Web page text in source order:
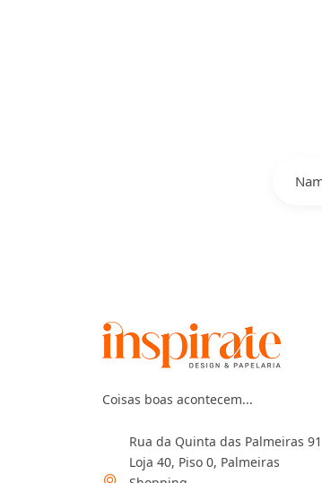
Coisas boas acontecem...
Rua da Quinta das Palmeiras
Loja 40, Piso 0, Palmeiras